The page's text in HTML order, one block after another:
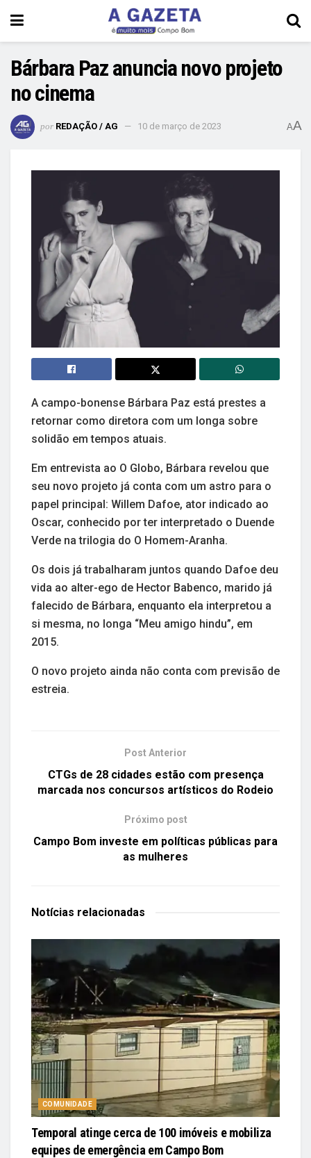
Bárbara Paz anuncia novo projeto
no cinema
por REDAÇÃO / AG 10 de março de 2023 AA
A campo-bonense Bárbara Paz está prestes a
retornar como diretora com um longa sobre
solidão em tempos atuais.
Em entrevista ao O Globo, Bárbara revelou que
seu novo projeto já conta com um astro para o
papel principal: Willem Dafoe, ator indicado ao
Oscar, conhecido por ter interpretado o Duende
Verde na trilogia do O Homem-Aranha.
Os dois já trabalharam juntos quando Dafoe deu
vida ao alter-ego de Hector Babenco, marido já
falecido de Bárbara, enquanto ela interpretou a
si mesma, no longa “Meu amigo hindu”, em
2015.
O novo projeto ainda não conta com previsão de
estreia.
Post Anterior
CTGs de 28 cidades estão com presença
marcada nos concursos artísticos do Rodeio
Próximo post
Campo Bom investe em políticas públicas para
as mulheres
Notícias relacionadas
COMUNIDADE
Temporal atinge cerca de 100 imóveis e mobiliza
equipes de emergência em Campo Bom